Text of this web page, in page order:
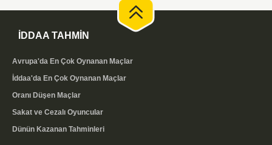
İDDAA TAHMİN
Avrupa'da En Çok Oynanan Maçlar
İddaa'da En Çok Oynanan Maçlar
Oranı Düşen Maçlar
Sakat ve Cezalı Oyuncular
Dünün Kazanan Tahminleri